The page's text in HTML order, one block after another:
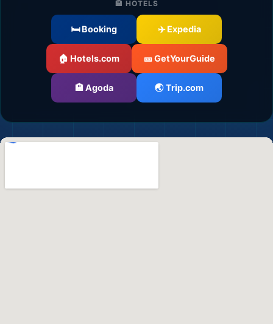
🏨
🏨 HOTELS
🛏️ Booking ✈️ Expedia
🏠 Hotels.com 🎫 GetYourGuide
🏨 Agoda 🌏 Trip.com